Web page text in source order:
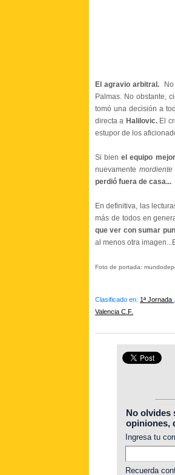
El agravio arbitral.
Palmas. No obstante,
tomó una decisión a
directa a Halilovic. El
estupor de los
Si bienel equipo
nuevamentemordiente
perdió fuera de casa...
En definitiva, las
más de todos en
que ver con sumar
al menos otra
Foto de portada:
Clasificado en: 1ª Jornada
Valencia C.F.
No olvides
opiniones,
Ingresa tu
Recuerda